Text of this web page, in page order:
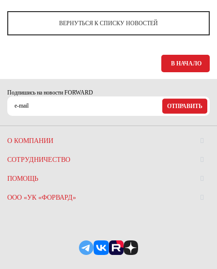
ВЕРНУТЬСЯ К СПИСКУ НОВОСТЕЙ
В НАЧАЛО
Подпишись на новости FORWARD
ОТПРАВИТЬ
О КОМПАНИИ
СОТРУДНИЧЕСТВО
ПОМОЩЬ
ООО «УК «ФОРВАРД»